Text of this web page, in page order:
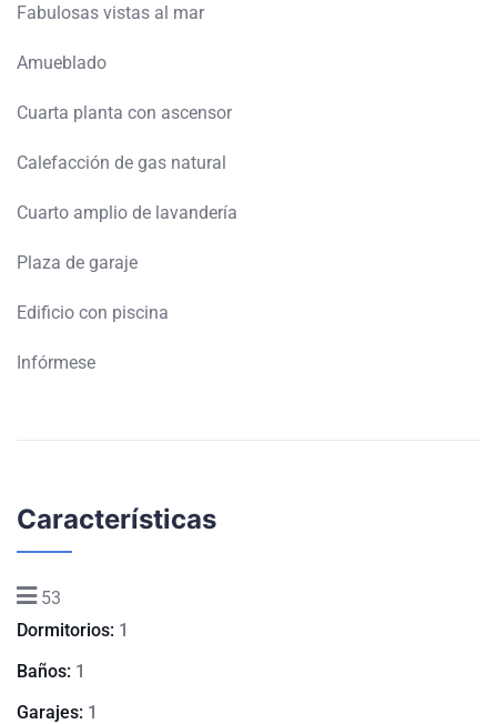
Fabulosas vistas al mar
Amueblado
Cuarta planta con ascensor
Calefacción de gas natural
Cuarto amplio de lavandería
Plaza de garaje
Edificio con piscina
Infórmese
Características
53
Dormitorios: 1
Baños: 1
Garajes: 1